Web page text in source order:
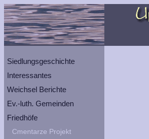
Siedlungsgeschichte
Interessantes
Weichsel Berichte
Ev.-luth. Gemeinden
Friedhöfe
Cmentarze Projekt